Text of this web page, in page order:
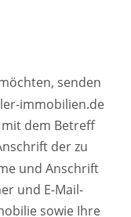
senden
immobilien.de
mit dem Betreff
der zu
und Anschrift
und E-Mail-
sowie Ihre